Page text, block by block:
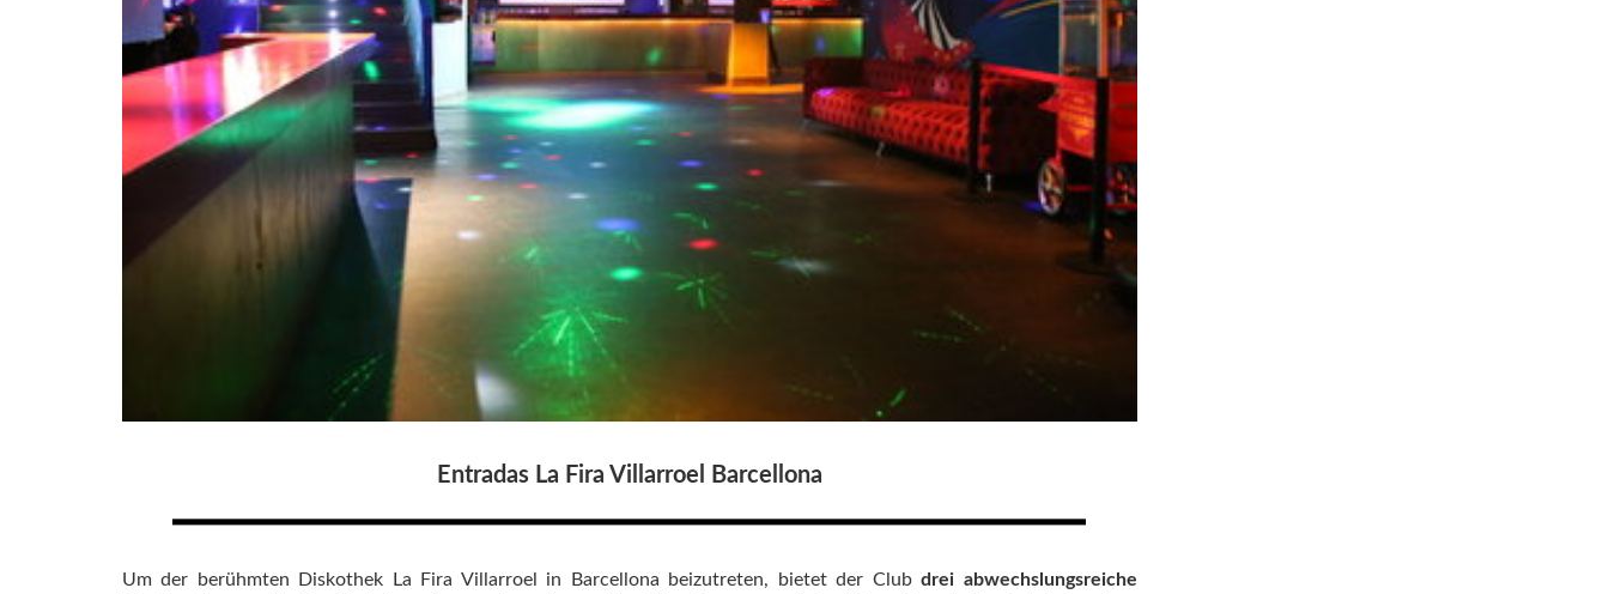
Entradas La Fira Villarroel Barcellona
Um der berühmten Diskothek La Fira Villarroel in Barcellona beizutreten, bietet der Clubdrei abwechslungsreiche